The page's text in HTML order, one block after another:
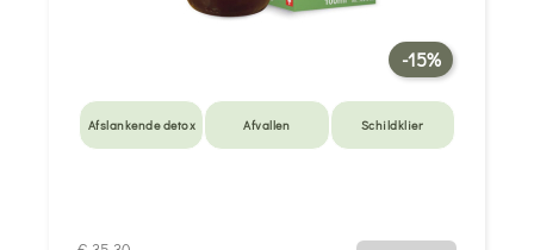
-15%
Afslankende detox Afvallen Schildklier